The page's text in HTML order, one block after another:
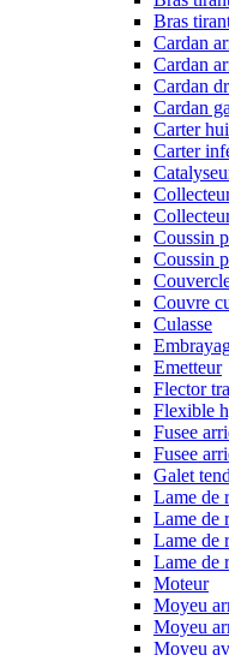
Bras
Cardan
Cardan
Cardan
Cardan
Carter
Carter
Coussin
Coussin
Couvre
Culasse
Emetteur
Flector
Flexible
Fusee
Fusee
Galet
Lame de
Lame de
Lame de
Lame de
Moteur
Moyeu
Moyeu
Moyeu